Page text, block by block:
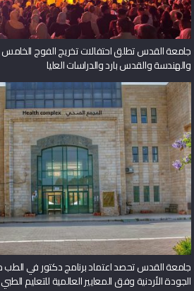
جامعة القدس تطلق احتفالات تخريج الفوج
والهندسة والقدس بارد والدراسات العليا
جامعة القدس تحصد اعتماد برنامج دكتور في
الجودة الأردنية وفق المعايير العالمية للتعليم الطبي